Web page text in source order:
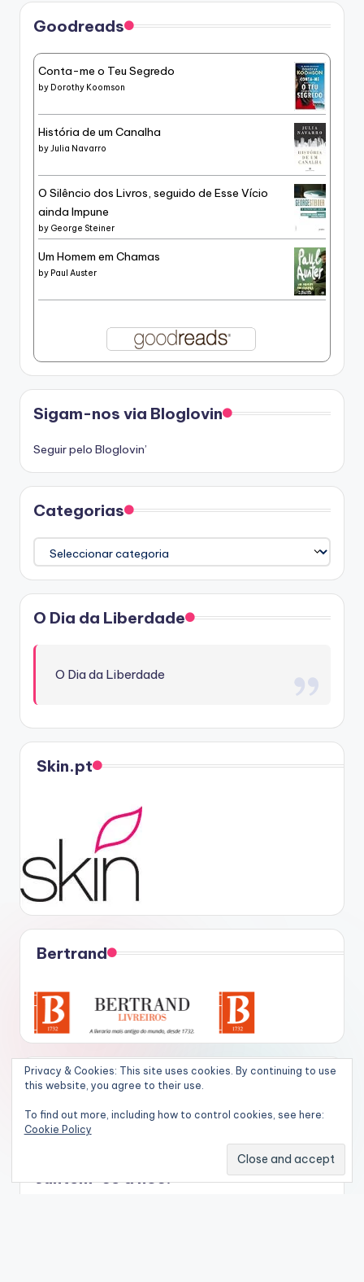
Goodreads
Conta-me o Teu Segredo
by Dorothy Koomson
História de um Canalha
byJulia Navarro
O Silêncio dos Livros, seguido de Esse Vício
ainda Impune
by George Steiner
Um Homem em Chamas
by Paul Auster
Sigam-nos via Bloglovin
Seguir pelo Bloglovin’
Categorias
Categorias
O Dia da Liberdade
O Dia da Liberdade
Skin.pt
Bertrand
Shopify
Experimente Shopify gratuita por 14 dias hoje!
Juntem-se a nós!
Privacy & Cookies: This site uses cookies. By continuing to use
this website, you agree to their use.
To find out more, including how to control cookies, see here:
Cookie Policy